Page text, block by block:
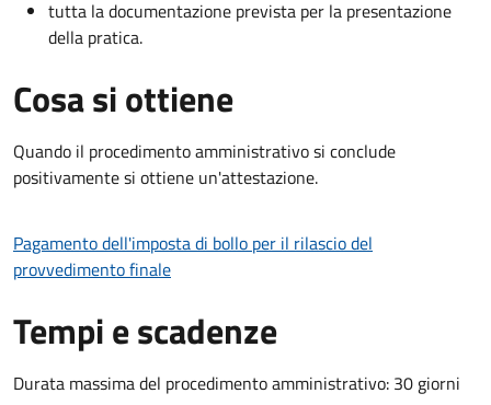
tutta la documentazione prevista per la presentazione
della pratica.
Cosa si ottiene
Quando il procedimento amministrativo si conclude
positivamente si ottiene un'attestazione.
Pagamento dell'imposta di bollo per il rilascio del
provvedimento finale
Tempi e scadenze
Durata massima del procedimento amministrativo: 30 giorni